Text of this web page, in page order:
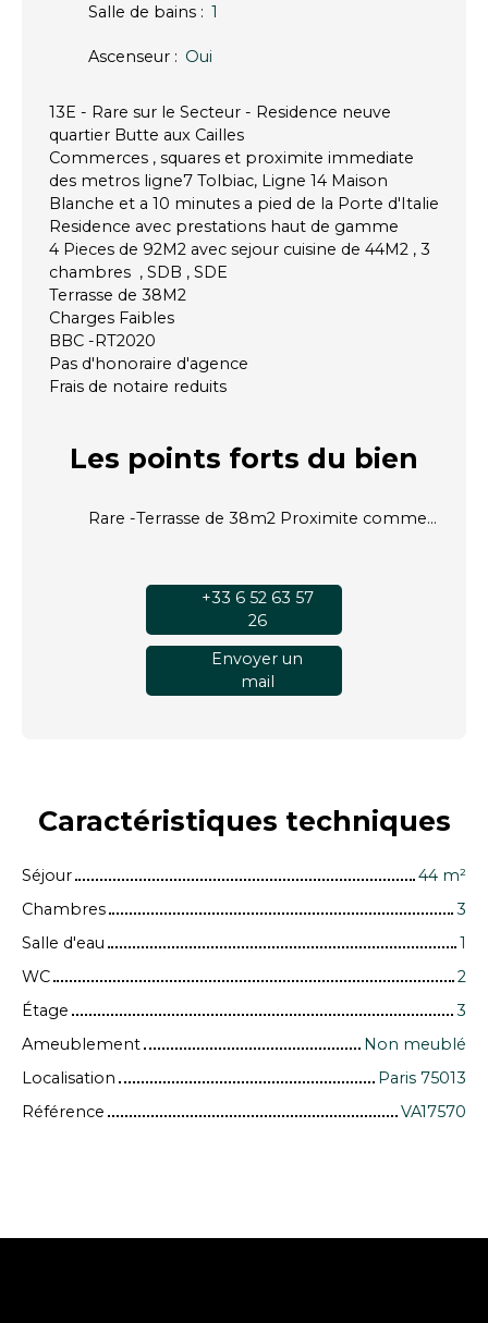
Salle de bains : 1
Ascenseur : Oui
13E - Rare sur le Secteur - Residence neuve
quartier Butte aux Cailles
Commerces , squares et proximite immediate
des metros ligne7 Tolbiac, Ligne 14 Maison
Blanche et a 10 minutes a pied de la Porte d'Italie
Residence avec prestations haut de gamme
4 Pieces de 92M2 avec sejour cuisine de 44M2 , 3
chambres , SDB , SDE
Terrasse de 38M2
Charges Faibles
BBC -RT2020
Pas d'honoraire d'agence
Frais de notaire reduits
Les points forts du bien
Rare -Terrasse de 38m2 Proximite commerces transports
+33 6 52 63 57
26
Envoyer un
mail
Caractéristiques techniques
Séjour 44 m²
Chambres
3
Salle d'eau
1
WC
2
Étage
3
Ameublement
Non meublé
Localisation
Paris 75013
Référence
VA17570